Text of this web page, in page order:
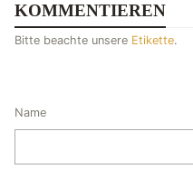
KOMMENTIEREN
Bitte beachte unsere Etikette.
Name